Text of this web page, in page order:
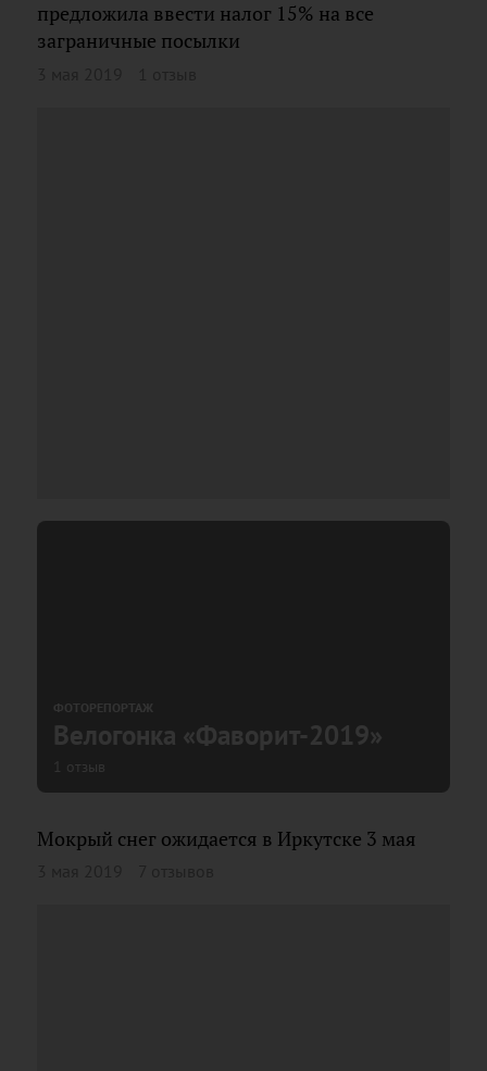
предложила ввести налог 15% на все
заграничные посылки
ФОТОРЕПОРТАЖ
Велогонка «Фаворит-2019»
1 отзыв
Мокрый снег ожидается в Иркутске 3 мая